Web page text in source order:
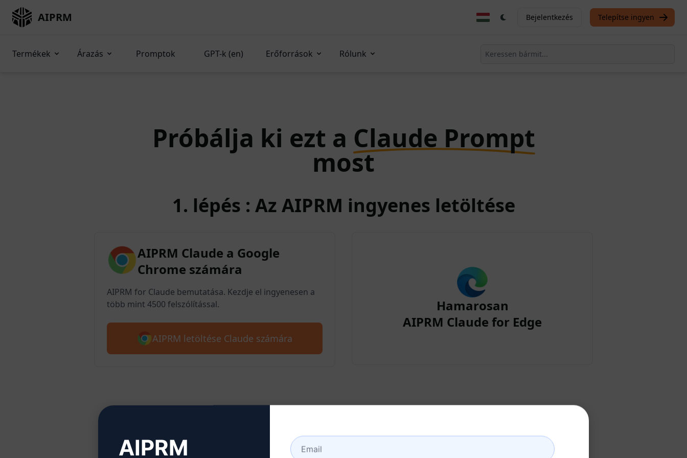
AIPRM Bejelentkezés Telepítse ingyen
Termékek Árazás Promptok GPT-k (en) Erőforrások Rólunk
Próbálja ki ezt a Claude Prompt
most
1. lépés : Az AIPRM ingyenes letöltése
AIPRM Claude a Google
Chrome számára
AIPRM for Claude bemutatása. Kezdje el ingyenesen a
több mint 4500 felszólítással.
AIPRM letöltése Claude számára
Hamarosan
AIPRM Claude for Edge
2. lépés : Claude fiók létrehozása
AIPRM